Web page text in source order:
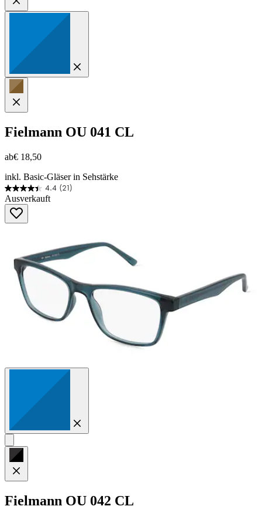
Fielmann OU 041 CL
ab€ 18,50
inkl. Basic-Gläser in Sehstärke
4.4 (21)
4.4
von
Sternen.
Ausverkauft
Fielmann OU 042 CL